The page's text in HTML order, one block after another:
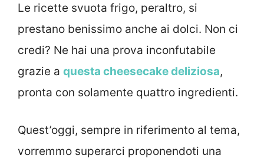
Le ricette svuota frigo, peraltro, si
prestano benissimo anche ai dolci. Non ci
credi? Ne hai una prova inconfutabile
grazie a questa cheesecake deliziosa,
pronta con solamente quattro ingredienti.
Quest’oggi, sempre in riferimento al tema,
vorremmo superarci proponendoti una